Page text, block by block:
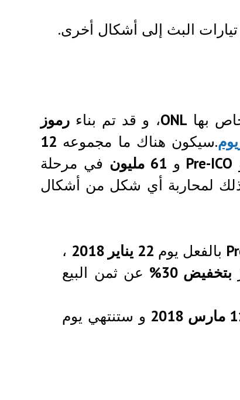
البث إلى أشكال أخرى.
بها ONL، و قد تم بناءرموز
.سيكون هناك ما مجموعه 12
Pre-ICO و 61 مليون
في مرحلة
ذلك لمحاربة أي شكل من أشكال
بالفعل يوم 22 يناير 2018
،
بتخفيض 30%
عن ثمن البيع
2018
و ستنتهي يوم